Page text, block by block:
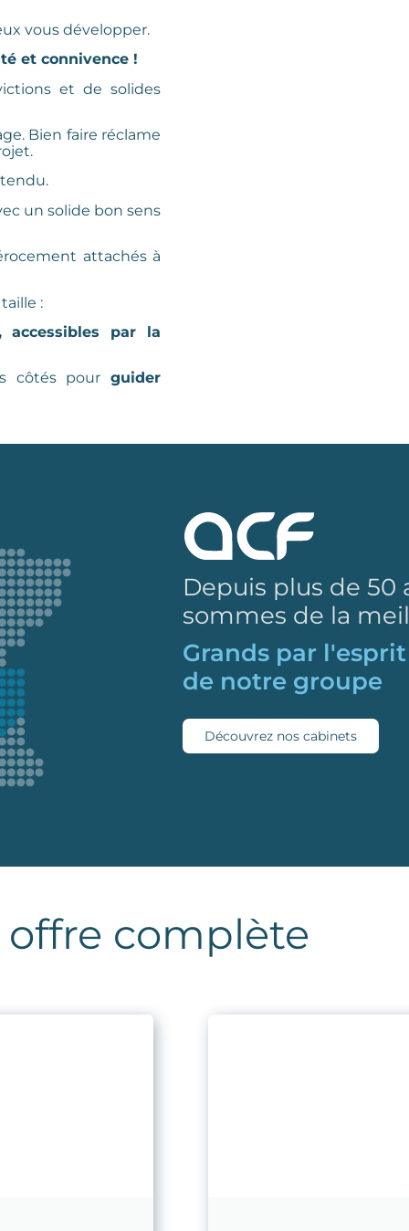
vous développer.
et connivence !
et de solides
Bien faire réclame
un solide bon sens
attachés à
:
par la
côtés pour guider
Depuis plus de 50
sommes de la
Accessibles par
de nos cabinets
Découvrez nos cabinets
offre complète